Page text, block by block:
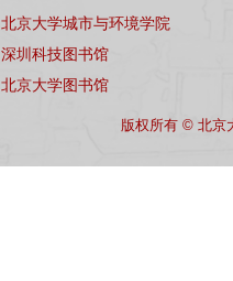
北京大学城市与环境学院
深圳科技图书馆
北京大学图书馆
版权所有 © 北